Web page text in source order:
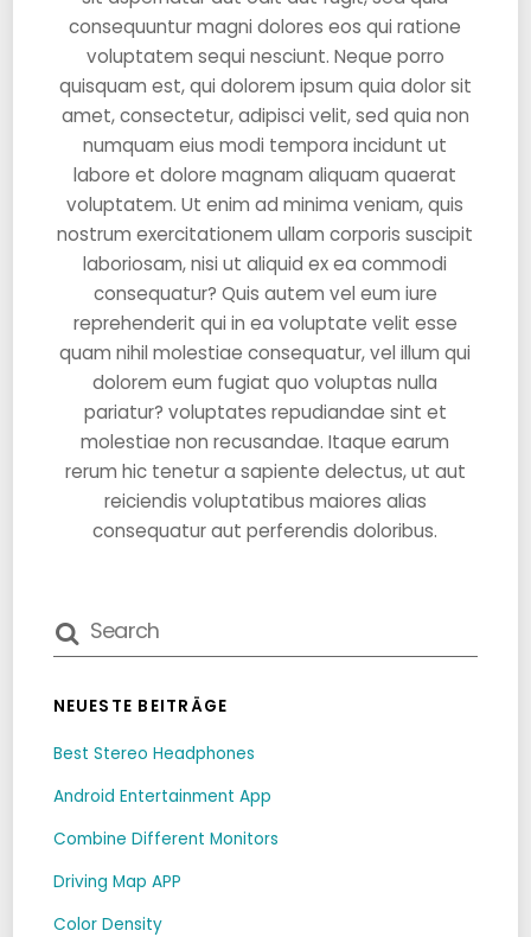
consequuntur magni dolores eos qui ratione
voluptatem sequi nesciunt. Neque porro
quisquam est, qui dolorem ipsum quia dolor sit
amet, consectetur, adipisci velit, sed quia non
numquam eius modi tempora incidunt ut
labore et dolore magnam aliquam quaerat
voluptatem. Ut enim ad minima veniam, quis
nostrum exercitationem ullam corporis suscipit
laboriosam, nisi ut aliquid ex ea commodi
consequatur? Quis autem vel eum iure
reprehenderit qui in ea voluptate velit esse
quam nihil molestiae consequatur, vel illum qui
dolorem eum fugiat quo voluptas nulla
pariatur? voluptates repudiandae sint et
molestiae non recusandae. Itaque earum
rerum hic tenetur a sapiente delectus, ut aut
reiciendis voluptatibus maiores alias
consequatur aut perferendis doloribus.
NEUESTE BEITRÄGE
Best Stereo Headphones
Android Entertainment App
Combine Different Monitors
Driving Map APP
Color Density